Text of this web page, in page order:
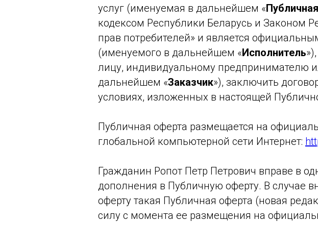
услуг (именуемая в дальнейшем «
кодексом Республики Беларусь и Законом
прав потребителей» и является
(именуемого в дальнейшем «Исполнитель
лицу, индивидуальному предпринимателю
дальнейшем «Заказчик»), заключить
условиях, изложенных в настоящей
Публичная оферта размещается на
глобальной компьютерной сети Интернет:
Гражданин Ропот Петр Петрович вправе в
дополнения в Публичную оферту. В случае
оферту такая Публичная оферта (новая
силу с момента ее размещения на